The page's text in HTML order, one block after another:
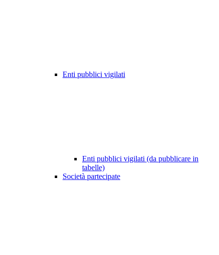
Enti pubblici vigilati
Enti pubblici vigilati (da pubblicare in
tabelle)
Società partecipate